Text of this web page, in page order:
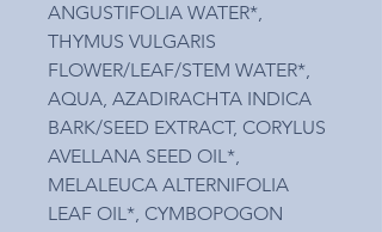
ANGUSTIFOLIA WATER*,
THYMUS VULGARIS
FLOWER/LEAF/STEM WATER*,
AQUA, AZADIRACHTA INDICA
BARK/SEED EXTRACT, CORYLUS
AVELLANA SEED OIL*,
MELALEUCA ALTERNIFOLIA
LEAF OIL*, CYMBOPOGON